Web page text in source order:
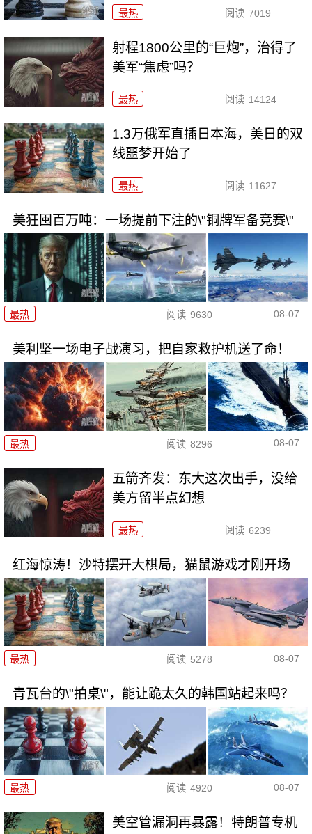
最热 阅读 7019
射程1800公里的“巨炮”，治得了
美军“焦虑”吗？
最热 阅读 14124
1.3万俄军直插日本海，美日的双
线噩梦开始了
最热 阅读 11627
美狂囤百万吨：一场提前下注的\"铜牌军备竞赛\"
最热 阅读 9630 08-07
美利坚一场电子战演习，把自家救护机送了命！
最热 阅读 8296 08-07
五箭齐发：东大这次出手，没给
美方留半点幻想
最热 阅读 6239
红海惊涛！沙特摆开大棋局，猫鼠游戏才刚开场
最热 阅读 5278 08-07
青瓦台的\"拍桌\"，能让跪太久的韩国站起来吗？
最热 阅读 4920 08-07
美空管漏洞再暴露！特朗普专机